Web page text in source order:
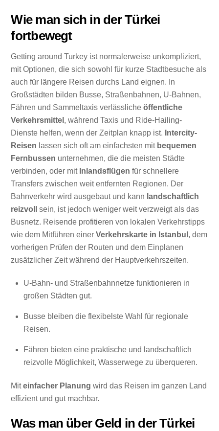
Wie man sich in der Türkei
fortbewegt
Getting around Turkey ist normalerweise unkompliziert,
mit Optionen, die sich sowohl für kurze Stadtbesuche als
auch für längere Reisen durchs Land eignen. In
Großstädten bilden Busse, Straßenbahnen, U-Bahnen,
Fähren und Sammeltaxis verlässlicheöffentliche
Verkehrsmittel , während Taxis und Ride-Hailing-
Dienste helfen, wenn der Zeitplan knapp ist. Intercity-
Reisen lassen sich oft am einfachsten mit bequemen
Fernbussen unternehmen, die die meisten Städte
verbinden, oder mit Inlandsflügen für schnellere
Transfers zwischen weit entfernten Regionen. Der
Bahnverkehr wird ausgebaut und kann landschaftlich
reizvoll
sein, ist jedoch weniger weit verzweigt als das
Busnetz. Reisende profitieren von lokalen Verkehrstipps
wie dem Mitführen einerVerkehrskarte in Istanbul , dem
vorherigen Prüfen der Routen und dem Einplanen
zusätzlicher Zeit während der Hauptverkehrszeiten.
U-Bahn- und Straßenbahnnetze funktionieren in
großen Städten gut.
Busse bleiben die flexibelste Wahl für regionale
Reisen.
Fähren bieten eine praktische und landschaftlich
reizvolle Möglichkeit, Wasserwege zu überqueren.
Miteinfacher Planung wird das Reisen im ganzen Land
effizient und gut machbar.
Was man über Geld in der Türkei